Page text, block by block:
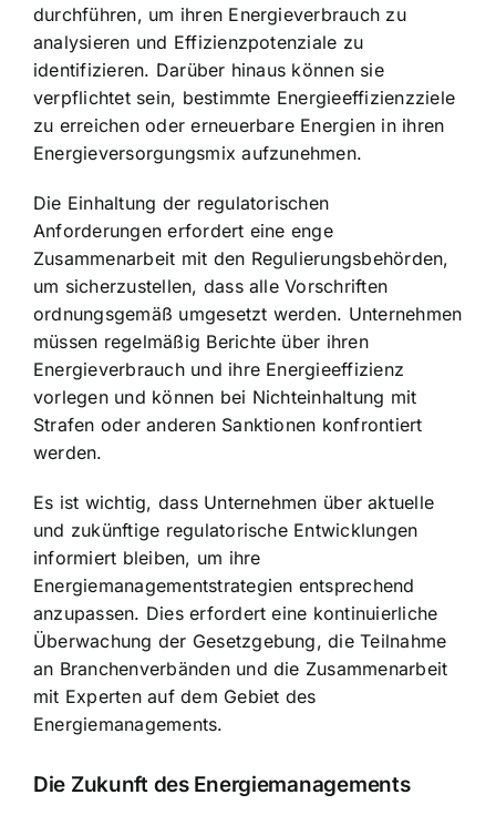
durchführen, um ihren Energieverbrauch zu
analysieren und Effizienzpotenziale zu
identifizieren. Darüber hinaus können sie
verpflichtet sein, bestimmte Energieeffizienzziele
zu erreichen oder erneuerbare Energien in ihren
Energieversorgungsmix aufzunehmen.
Die Einhaltung der regulatorischen
Anforderungen erfordert eine enge
Zusammenarbeit mit den Regulierungsbehörden,
um sicherzustellen, dass alle Vorschriften
ordnungsgemäß umgesetzt werden. Unternehmen
müssen regelmäßig Berichte über ihren
Energieverbrauch und ihre Energieeffizienz
vorlegen und können bei Nichteinhaltung mit
Strafen oder anderen Sanktionen konfrontiert
werden.
Es ist wichtig, dass Unternehmen über aktuelle
und zukünftige regulatorische Entwicklungen
informiert bleiben, um ihre
Energiemanagementstrategien entsprechend
anzupassen. Dies erfordert eine kontinuierliche
Überwachung der Gesetzgebung, die Teilnahme
an Branchenverbänden und die Zusammenarbeit
mit Experten auf dem Gebiet des
Energiemanagements.
Die Zukunft des Energiemanagements